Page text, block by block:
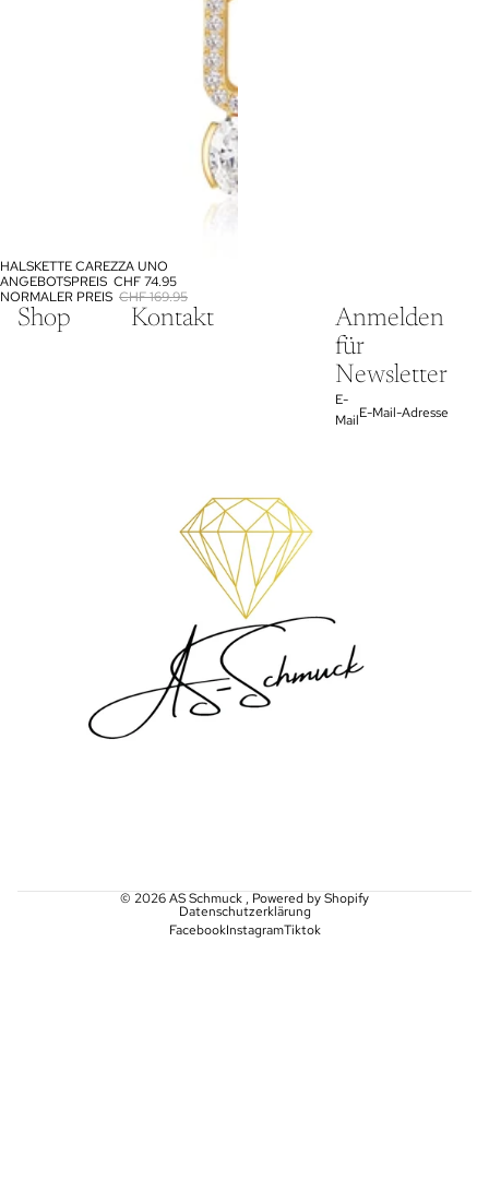
SALE
HALSKETTE CAREZZA UNO
ANGEBOTSPREIS CHF 74.95
NORMALER PREIS CHF 169.95
Shop Kontakt
Anmelden
für
Newsletter
E-
Mail
© 2026AS Schmuck , Powered by Shopify
Datenschutzerklärung
FacebookInstagramTiktok